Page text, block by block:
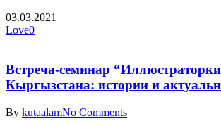
03.03.2021
Love0
Встреча-семинар “Иллюстраторки
Кыргызстана: истории и
By kutaalamNo Comments